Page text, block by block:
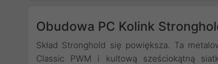
Obudowa PC Kolink
Skład Stronghold się powiększa. Ta
Classic PWM i kultową sześciokątną